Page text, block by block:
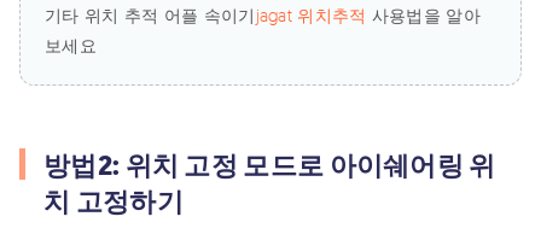
기타 위치 추적 어플 속이기 jagat 위치추적 사용법을 알아
보세요
방법2: 위치 고정 모드로 아이쉐어링 위
치 고정하기